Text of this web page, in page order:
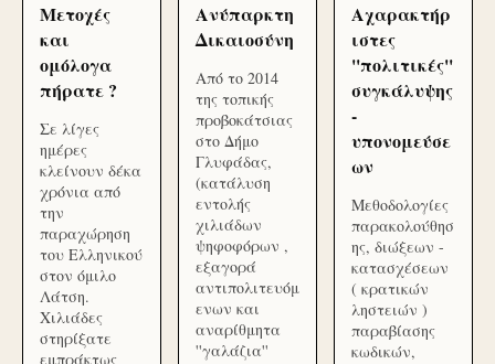
Μετοχές
και
ομόλογα
πήρατε ?
Σε λίγες
ημέρες
κλείνουν δέκα
χρόνια από
την
παραχώρηση
του Ελληνικού
στον όμιλο
Λάτση.
Χιλιάδες
στηρίξατε
εμπράκτως
Ανύπαρκτη
Δικαιοσύνη
Από το 2014
της τοπικής
προβοκάτσιας
στο Δήμο
Γλυφάδας,
(κατάλυση
εντολής
χιλιάδων
ψηφοφόρων ,
εξαγορά
αντιπολιτευόμ
ενων και
αναρίθμητα
''γαλάζια''
Αχαρακτήρ
ιστες
''πολιτικές''
συγκάλυψης
-
υπονομεύσε
ων
Μεθοδολογίες
παρακολούθησ
ης, διώξεων -
κατασχέσεων
( κρατικών
ληστειών )
παραβίασης
κωδικών,